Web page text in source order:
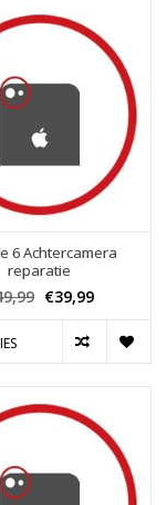
6 Achtercamera
reparatie
€39,99